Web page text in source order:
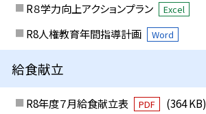
R８学力向上アクションプラン Excel
R8人権教育年間指導計画 Word
給食献立
R8年度７月給食献立表 PDF
(364 KB)